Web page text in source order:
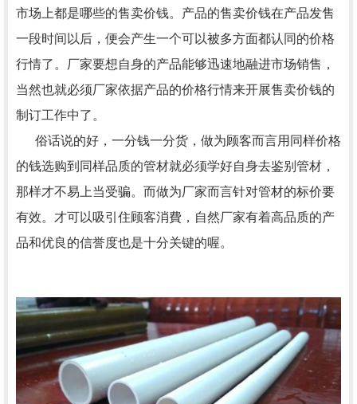
市场上都是哪些的售卖价钱。产品的售卖价钱在产品发售
一段时间以后，便会产生一个可以被多方面都认同的价格
行情了。厂家要想自身的产品能够迅速地融进市场销售，
当然也就必须厂家依据产品的价格行情来开展售卖价钱的
制订工作中了。
俗话说的好，一分钱一分货，做为顾客而言用同样价格
的钱选购到同样品质的管材就必须学好自身去鉴别管材，
那样才不易上当受骗。而做为厂家而言针对管材的标价要
有效。才可以吸引住顾客消費，自然厂家有着高品质的产
品和优良的信誉度也是十分关键的喔。